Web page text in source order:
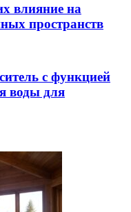
влияние на
пространств
с функцией
воды для